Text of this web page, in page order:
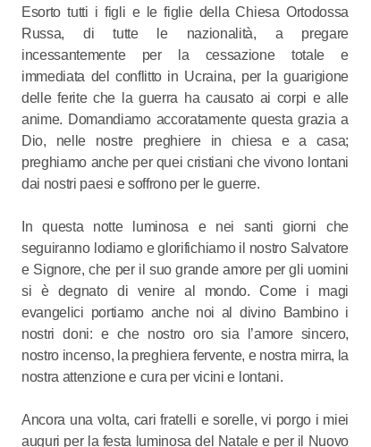
Esorto tutti i figli e le figlie della Chiesa Ortodossa
Russa, di tutte le nazionalità, a pregare
incessantemente per la cessazione totale e
immediata del conflitto in Ucraina, per la guarigione
delle ferite che la guerra ha causato ai corpi e alle
anime. Domandiamo accoratamente questa grazia a
Dio, nelle nostre preghiere in chiesa e a casa;
preghiamo anche per quei cristiani che vivono lontani
dai nostri paesi e soffrono per le guerre.
In questa notte luminosa e nei santi giorni che
seguiranno lodiamo e glorifichiamo il nostro Salvatore
e Signore, che per il suo grande amore per gli uomini
si è degnato di venire al mondo. Come i magi
evangelici portiamo anche noi al divino Bambino i
nostri doni: e che nostro oro sia l’amore sincero,
nostro incenso, la preghiera fervente, e nostra mirra, la
nostra attenzione e cura per vicini e lontani.
Ancora una volta, cari fratelli e sorelle, vi porgo i miei
auguri per la festa luminosa del Natale e per il Nuovo